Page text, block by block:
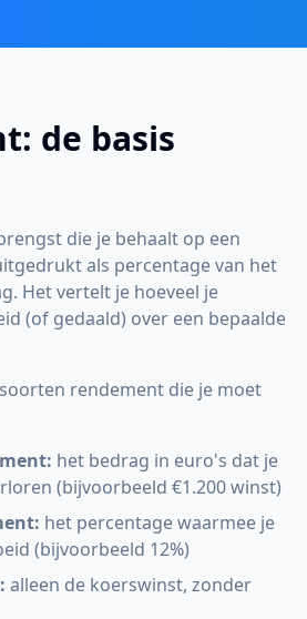
de basis
die je behaalt op een
als percentage van het
Het vertelt je hoeveel je
(of gedaald) over een bepaalde
rendement die je moet
het bedrag in euro's dat je
(bijvoorbeeld €1.200 winst)
het percentage waarmee je
(bijvoorbeeld 12%)
alleen de koerswinst, zonder